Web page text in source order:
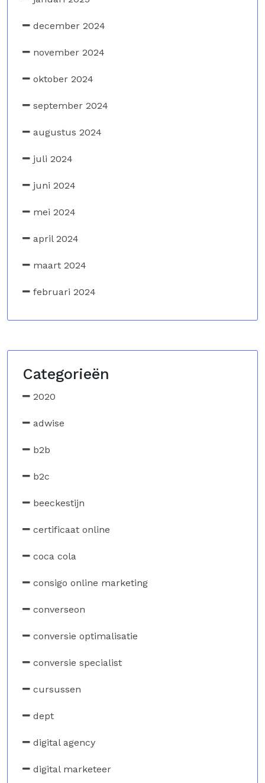
december 2024
november 2024
oktober 2024
september 2024
augustus 2024
juli 2024
juni 2024
mei 2024
april 2024
maart 2024
februari 2024
Categorieën
2020
adwise
b2b
b2c
beeckestijn
certificaat online
coca cola
consigo online marketing
converseon
conversie optimalisatie
conversie specialist
cursussen
dept
digital agency
digital marketeer